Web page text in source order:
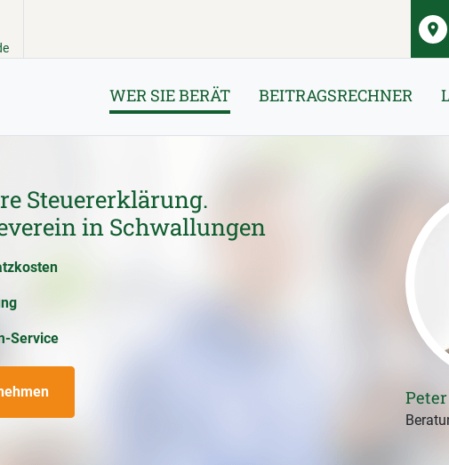
WER SIE BERÄT BEITRAGSRECHNER
Steuererklärung.
in Schwallungen
Service